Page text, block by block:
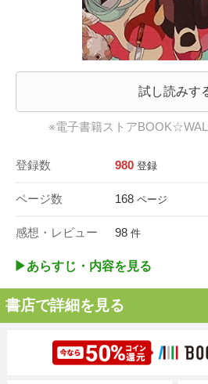
試し読みす
※電子書籍ストア
登録数 980 登録
ページ数 168 ページ
感想・レビュー 98 件
▶︎あらすじ・内容を見る
書店で詳細を見る